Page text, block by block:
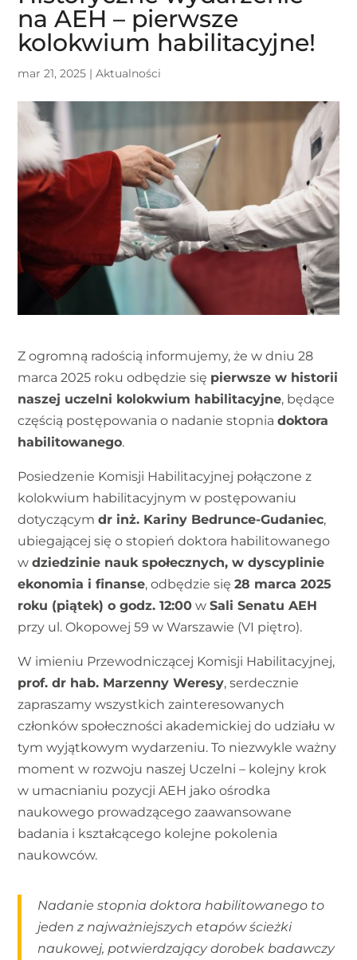
na AEH – pierwsze
kolokwium habilitacyjne!
mar 21, 2025 |Aktualności
Z ogromną radością informujemy, że w dniu 28
marca 2025 roku odbędzie się pierwsze w historii
naszej uczelni kolokwium habilitacyjne, będące
częścią postępowania o nadanie stopniadoktora
habilitowanego.
Posiedzenie Komisji Habilitacyjnej połączone z
kolokwium habilitacyjnym w postępowaniu
dotyczącymdr inż. Kariny Bedrunce-Gudaniec,
ubiegającej się o stopień doktora habilitowanego
wdziedzinie nauk społecznych, w dyscyplinie
ekonomia i finanse, odbędzie się28 marca 2025
roku (piątek) o godz. 12:00 wSali Senatu AEH
przy ul. Okopowej 59 w Warszawie (VI piętro).
W imieniu Przewodniczącej Komisji Habilitacyjnej,
prof. dr hab. Marzenny Weresy, serdecznie
zapraszamy wszystkich zainteresowanych
członków społeczności akademickiej do udziału w
tym wyjątkowym wydarzeniu. To niezwykle ważny
moment w rozwoju naszej Uczelni – kolejny krok
w umacnianiu pozycji AEH jako ośrodka
naukowego prowadzącego zaawansowane
badania i kształcącego kolejne pokolenia
naukowców.
Nadanie stopnia doktora habilitowanego to
jeden z najważniejszych etapów ścieżki
naukowej, potwierdzający dorobek badawczy